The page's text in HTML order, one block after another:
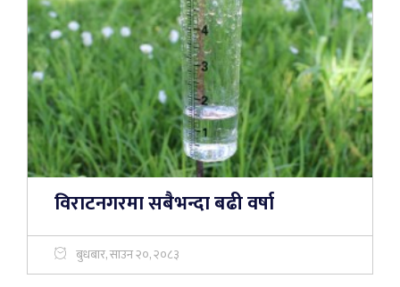
विराटनगरमा सबैभन्दा बढी वर्षा
बुधबार, साउन २०, २०८३